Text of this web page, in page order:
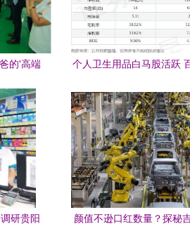
的'高端
个人卫生用品白马股活跃
研贵阳
颜值不逊口红数量？探秘